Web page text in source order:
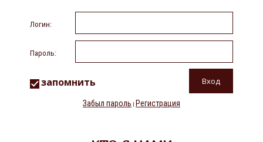
Логин:
Пароль:
запомнить
Забыл пароль | Регистрация